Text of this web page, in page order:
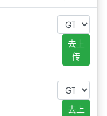
去上
传
去上